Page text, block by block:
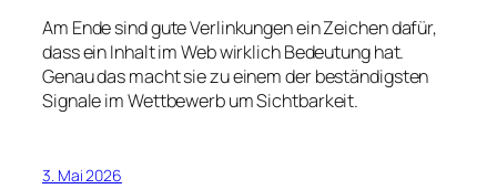
Am Ende sind gute Verlinkungen ein Zeichen dafür,
dass ein Inhalt im Web wirklich Bedeutung hat.
Genau das macht sie zu einem der beständigsten
Signale im Wettbewerb um Sichtbarkeit.
3. Mai 2026